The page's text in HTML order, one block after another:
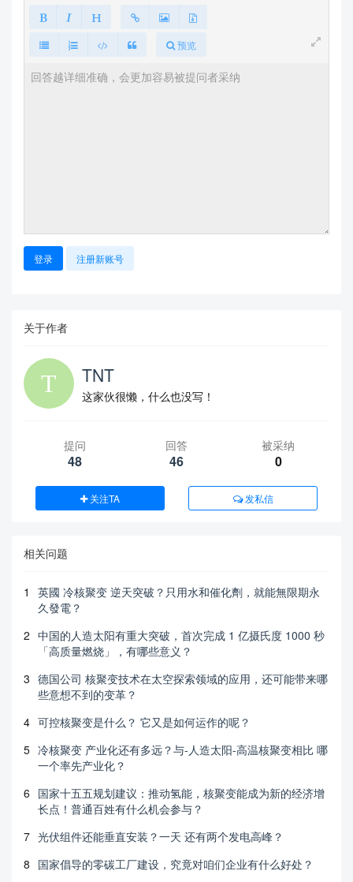
预览
登录 注册新账号
关于作者
TNT
这家伙很懒，什么也没写！
提问
48
回答
46
被采纳
0
关注TA 发私信
相关问题
1
英國 冷核聚变 逆天突破？只用水和催化劑，就能無限期永
久發電？
2 中国的人造太阳有重大突破，首次完成 1 亿摄氏度 1000 秒
「高质量燃烧」，有哪些意义？
3 德国公司 核聚变技术在太空探索领域的应用，还可能带来哪
些意想不到的变革？
4 可控核聚变是什么？ 它又是如何运作的呢？
5 冷核聚变 产业化还有多远？与-人造太阳-高温核聚变相比 哪
一个率先产业化？
6 国家十五五规划建议：推动氢能，核聚变能成为新的经济增
长点！普通百姓有什么机会参与？
7 光伏组件还能垂直安装？一天 还有两个发电高峰？
8 国家倡导的零碳工厂建设，究竟对咱们企业有什么好处？